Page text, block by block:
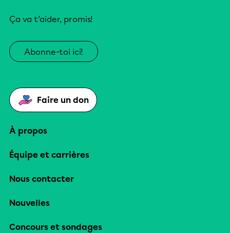
Ça va t’aider, promis!
Abonne-toi ici!
Faire un don
À propos
Équipe et carrières
Nous contacter
Nouvelles
Concours et sondages